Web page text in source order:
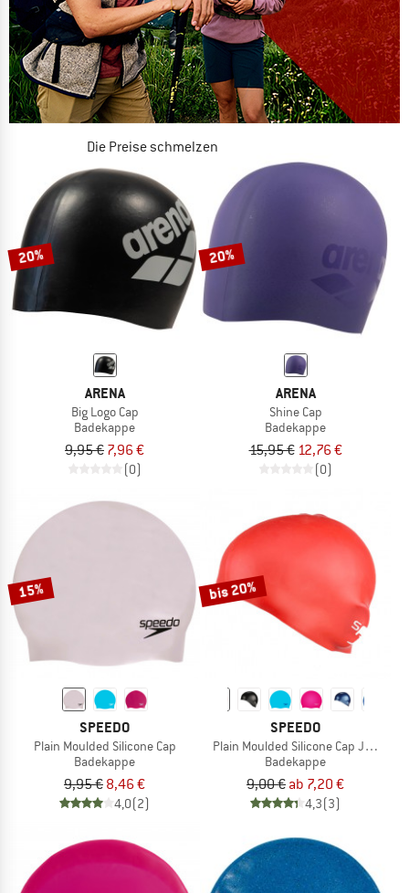
Die Preise schmelzen
JETZT BIS ZU 50% RABATT
ZUM SOMMER SALE
20%
ARENA
Big Logo Cap
Badekappe
9,95 € 7,96 €
(0)
20%
ARENA
Shine Cap
Badekappe
15,95 € 12,76 €
(0)
15%
SPEEDO
Plain Moulded Silicone Cap
Badekappe
9,95 € 8,46 €
4,0(2)
bis 20%
SPEEDO
Plain Moulded Silicone Cap Junior
Badekappe
9,00 € ab 7,20 €
4,3(3)